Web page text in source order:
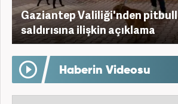
Gaziantep Valiliği'nden pitbull
saldırısına ilişkin açıklama
Haberin Videosu